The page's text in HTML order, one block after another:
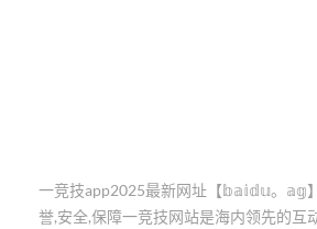
一竞技app2025最新网址【𝕓𝕒𝕚𝕕𝕦。𝕒𝕘
誉,安全,保障一竞技网站是海内领先的互